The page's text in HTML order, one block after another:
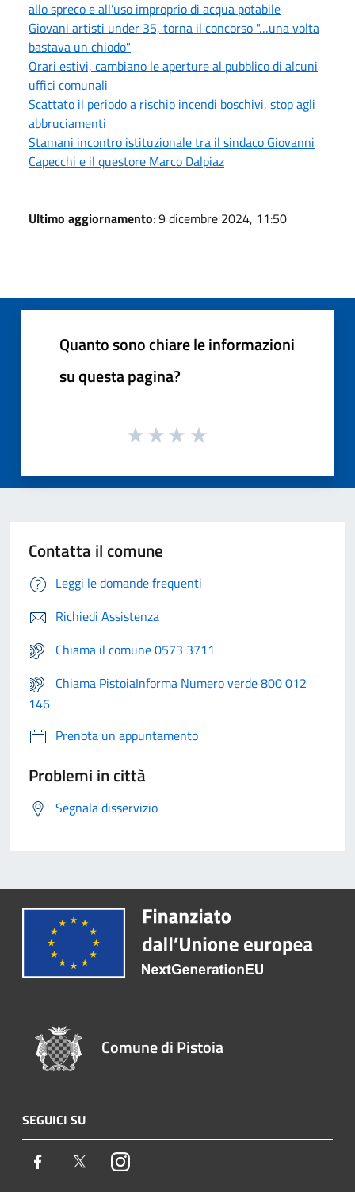
allo spreco e all’uso improprio di acqua potabile
Giovani artisti under 35, torna il concorso "…una volta
bastava un chiodo"
Orari estivi, cambiano le aperture al pubblico di alcuni
uffici comunali
Scattato il periodo a rischio incendi boschivi, stop agli
abbruciamenti
Stamani incontro istituzionale tra il sindaco Giovanni
Capecchi e il questore Marco Dalpiaz
Ultimo aggiornamento: 9 dicembre 2024, 11:50
Quanto sono chiare le informazioni
su questa pagina?
Contatta il comune
Leggi le domande frequenti
Richiedi Assistenza
Chiama il comune 0573 3711
Chiama PistoiaInforma Numero verde 800 012
146
Prenota un appuntamento
Problemi in città
Segnala disservizio
Comune di Pistoia
SEGUICI SU
Facebook TwitterInstagram